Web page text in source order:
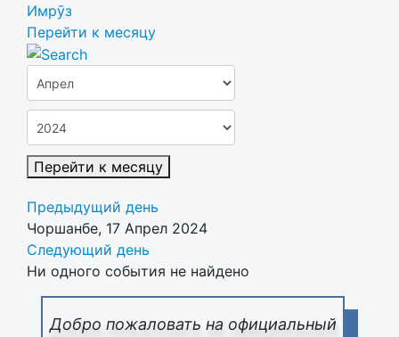
Добро пожаловать на официальный
Имрӯз
Перейти к месяцу
Перейти к месяцу
Предыдущий день
Чоршанбе, 17 Апрел 2024
Следующий день
Ни одного события не найдено